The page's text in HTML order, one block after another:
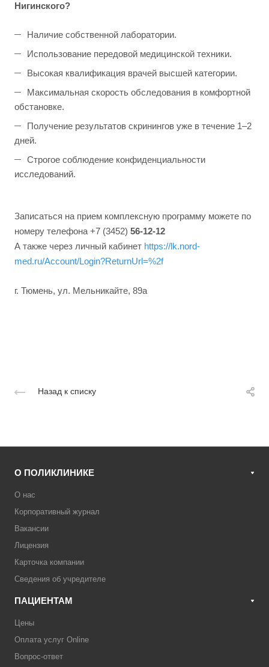
Нигинского?
Наличие собственной лаборатории.
Использование передовой медицинской техники.
Высокая квалификация врачей высшей категории.
Максимальная скорость обследования в комфортной
обстановке.
Получение результатов скринингов уже в течение 1–2
дней.
Строгое соблюдение конфиденциальности
исследований.
Записаться на прием комплексную программу можете по
номеру телефона +7 (3452) 56-12-12
А также через личный кабинет https://lk.nord-
med.ru/Account/Login?ReturnUrl=%2f
г. Тюмень, ул. Мельникайте, 89а
Назад к списку
О ПОЛИКЛИНИКЕ
О нас
Корпоративный журнал
Вакансии
Лицензия
Карточка компании
Сведения об учредителе
ПАЦИЕНТАМ
Цены
Оплата услуг Online
Вопрос-ответ